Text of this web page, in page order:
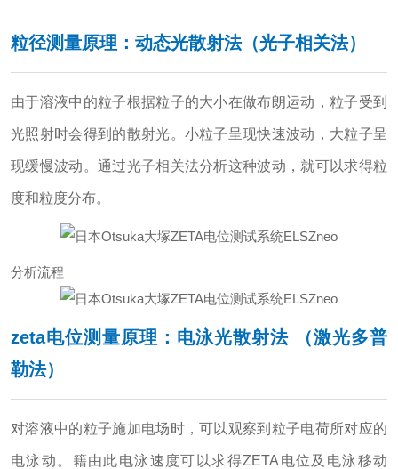
粒径测量原理：动态光散射法（光子相关法）
由于溶液中的粒子根据粒子的大小在做布朗运动，粒子受到
光照射时会得到的散射光。小粒子呈现快速波动，大粒子呈
现缓慢波动。 通过光子相关法分析这种波动，就可以求得粒
度和粒度分布。
分析流程
zeta电位测量原理：电泳光散射法 （激光多普
勒法）
对溶液中的粒子施加电场时，可以观察到粒子电荷所对应的
电泳动。籍由此电泳速度可以求得ZETA电位及电泳移动